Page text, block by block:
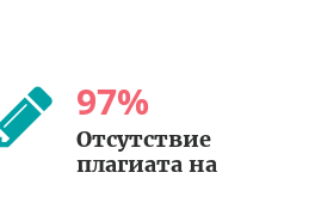
97%
Отсутствие
плагиата на